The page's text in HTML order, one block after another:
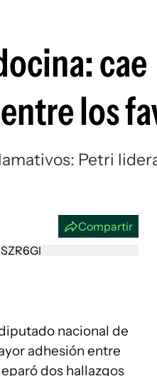
cae
los
Petri
Compartir
nacional de
adhesión entre
dos hallazgos